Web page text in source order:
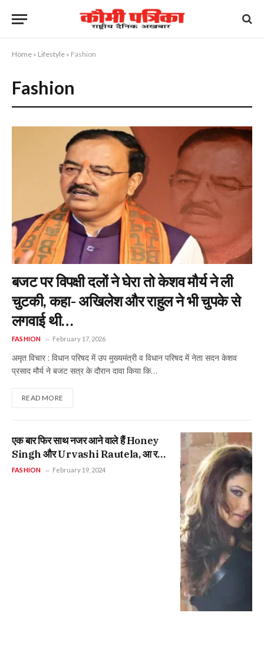
Home » Lifestyle » Fashion
Fashion
बजट पर विपक्षी दलों ने घेरा तो केशव मौर्य ने ली
चुटकी, कहा- अखिलेश और राहुल ने भी चुपके से
लगवाई थी…
FASHION February 17, 2026
अमृत विचार : विधान परिषद में उप मुख्यमंत्री व विधान परिषद में नेता सदन केशव
प्रसाद मौर्य ने बजट सत्र के दौरान दावा किया कि…
READ MORE
एक बार फिर साथ नजर आने वाले हैं Honey
Singh और Urvashi Rautela, आ रहा
नया गाना …
FASHION February 19, 2024